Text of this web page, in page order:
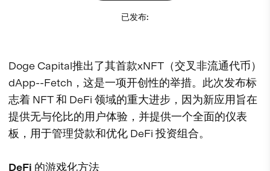
已发布:
Doge Capital推出了其首款xNFT（交叉非流通代币）
dApp--Fetch，这是一项开创性的举措。此次发布标
志着 NFT 和 DeFi 领域的重大进步，因为新应用旨在
提供无与伦比的用户体验，并提供一个全面的仪表
板，用于管理贷款和优化 DeFi 投资组合。
DeFi 的游戏化方法